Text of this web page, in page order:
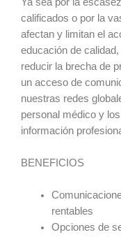
calificados o por la
afectan y limitan el
educación de
reducir la brecha de
un acceso de
nuestras redes
personal médico y
información
BENEFICIOS
rentables
Opciones de